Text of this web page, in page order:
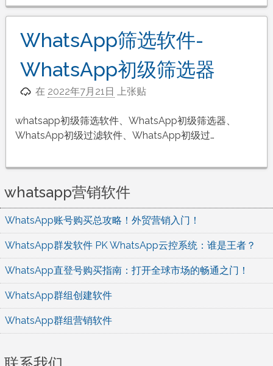
WhatsApp筛选软件-
WhatsApp初级筛选器
在 2022年7月21日 上张贴
whatsapp初级筛选软件、WhatsApp初级筛选器、
WhatsApp初级过滤软件、WhatsApp初级过…
whatsapp营销软件
WhatsApp账号购买总攻略！外贸营销入门！
WhatsApp群发软件 PK WhatsApp云控系统：谁是王者？
WhatsApp直登号购买指南：打开全球市场的畅通之门！
WhatsApp群组创建软件
WhatsApp群组营销软件